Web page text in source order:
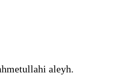
aleyh.